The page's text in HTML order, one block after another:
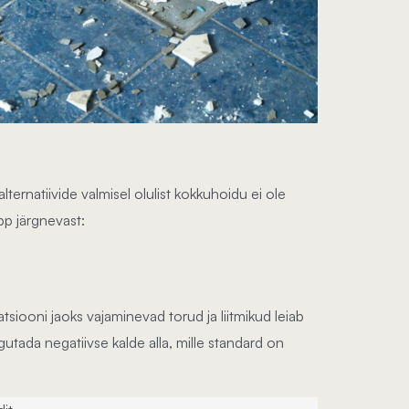
valmisel olulist kokkuhoidu ei ole
järgnevast:
jaoks vajaminevad torud ja liitmikud leiab
negatiivse kalde alla, mille standard on